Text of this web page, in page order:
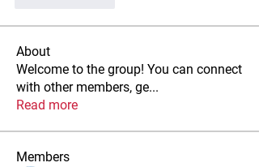
About
Welcome to the group! You can connect
with other members, ge...
Read more
Members